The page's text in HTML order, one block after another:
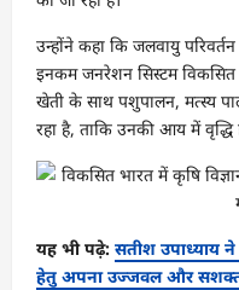
उन्होंने कहा कि जलवायु
इनकम जनरेशन सिस्टम विकसित
खेती के साथ पशुपालन, मत्स्य
रहा है, ताकि उनकी आय में वृद्धि
यह भी पढ़े: सतीश उपाध्याय ने
हेतु अपना उज्जवल और सशक्त